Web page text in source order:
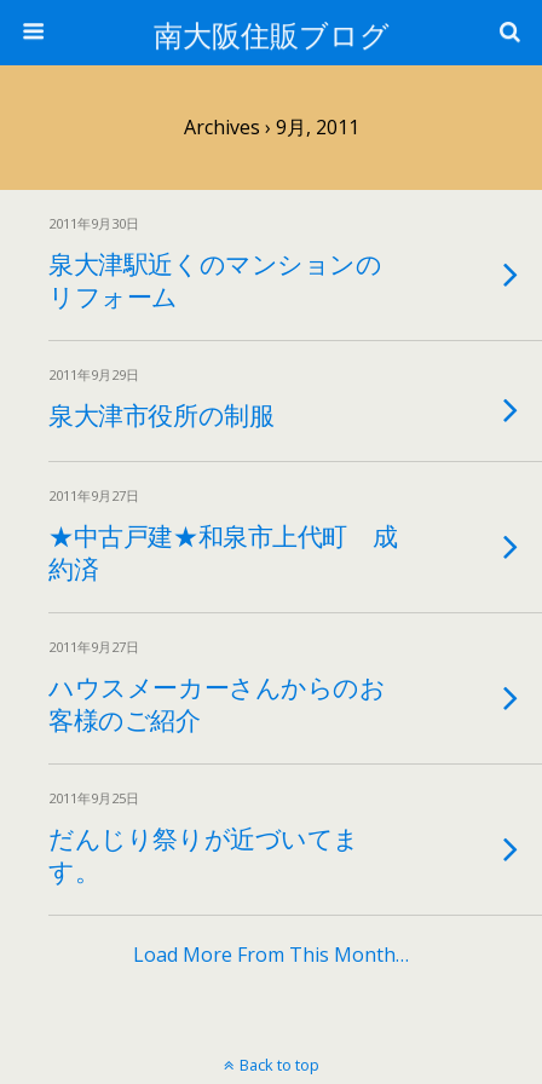
南大阪住販ブログ
Archives › 9月, 2011
2011年9月30日
泉大津駅近くのマンションの
リフォーム
2011年9月29日
泉大津市役所の制服
2011年9月27日
★中古戸建★和泉市上代町 成
約済
2011年9月27日
ハウスメーカーさんからのお
客様のご紹介
2011年9月25日
だんじり祭りが近づいてま
す。
Load More From This Month…
Back to top